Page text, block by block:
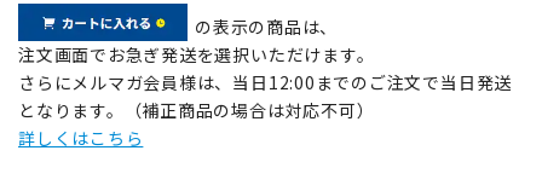
の表示の商品は、
注文画面でお急ぎ発送を選択いただけます。
さらにメルマガ会員様は、当日12:00までのご注文で当日発送
となります。（補正商品の場合は対応不可）
詳しくはこちら